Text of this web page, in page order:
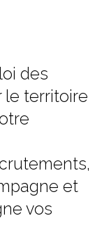
des
le territoire
et
vos